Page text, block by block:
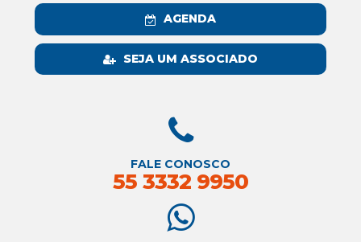
AGENDA
SEJA UM ASSOCIADO
FALE CONOSCO
55 3332 9950